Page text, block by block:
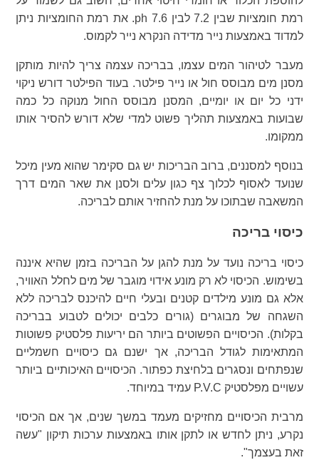
רמת חומציות שבין 7.2 לבין 7.6 ph. את רמת החומציות ניתן
למדוד באמצעות נייר מדידה הנקרא נייר לקמוס.
מעבר לטיהור המים עצמו, בבריכה עצמה צריך להיות מותקן
מסנן מים מבוסס חול או נייר פילטר. בעוד הפילטר דורש ניקוי
ידני כל יום או יומיים, המסנן מבוסס החול מנוקה כל כמה
שבועות באמצעות תהליך פשוט למדי שלא דורש להסיר אותו
ממקומו.
בנוסף למסננים, ברוב הבריכות יש גם סקימר שהוא מעין מיכל
שנועד לאסוף לכלוך צף כגון עלים ולסנן את שאר המים דרך
המשאבה שבתוכו על מנת להחזיר אותם לבריכה.
כיסוי בריכה
כיסוי בריכה נועד על מנת להגן על הבריכה בזמן שהיא איננה
בשימוש. הכיסוי לא רק מונע אידוי מוגבר של מים לחלל האוויר,
אלא גם מונע מילדים קטנים ובעלי חיים להיכנס לבריכה ללא
השגחה של מבוגרים (גורים כלבים יכולים לטבוע בבריכה
בקלות). הכיסויים הפשוטים ביותר הם יריעות פלסטיק פשוטות
המתאימות לגודל הבריכה, אך ישנם גם כיסויים חשמליים
שנפתחים ונסגרים בלחיצת כפתור. הכיסויים האיכותיים ביותר
עשויים מפלסטיק P.V.C עמיד במיוחד.
מרבית הכיסויים מחזיקים מעמד במשך שנים, אך אם הכיסוי
נקרע, ניתן לחדש או לתקן אותו באמצעות ערכות תיקון "עשה
זאת בעצמך".